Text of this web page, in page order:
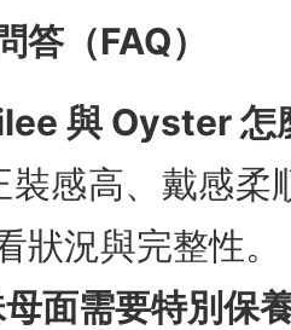
答（FAQ）
與 Oyster 怎
裝感高、戴感柔
狀況與完整性。
面需要特別保